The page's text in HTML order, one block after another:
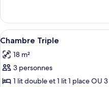
Double
ou
avec
lits
jumeaux
le
type
de
Chambre
Supérieure
ou
Afficher
toutes
les
photos
pour
4
Chambre Triple
18 m²
3 personnes
1 lit double et 1 lit 1 place OU